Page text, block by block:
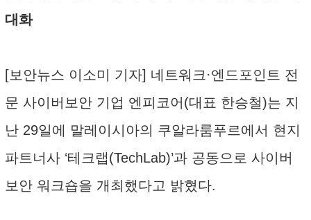
대화
[보안뉴스 이소미 기자] 네트워크·엔드포인트 전
문 사이버보안 기업 엔피코어(대표 한승철)는 지
난 29일에 말레이시아의 쿠알라룸푸르에서 현지
파트너사 ‘테크랩(TechLab)’과 공동으로 사이버
보안 워크숍을 개최했다고 밝혔다.